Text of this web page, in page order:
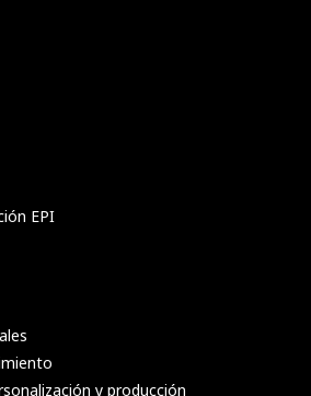
EPI
y producción